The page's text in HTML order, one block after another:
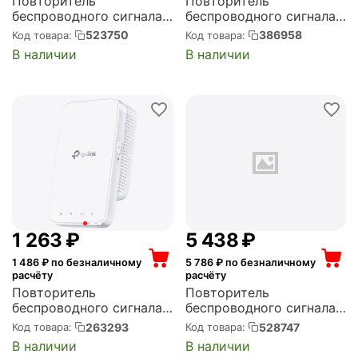
беспроводного сигнала
NETCRAZE Buddy 4 N300
10/100BASE-TX белый
(NC-3211)
Код товара: 523750
В наличии
беспроводного сигнала
D-LINK двухдиапазонный
AC750 (401190) {10}
(DAP-1520/A1A)
Код товара: 386958
В наличии
1 263 ₽
1 486 ₽ по безналичному
расчёту
Повторитель
беспроводного сигнала
TP-LINK Wi-Fi, 2.4/5 ГГц,
стандарт Wi-Fi: 802.11ac,
максимальная скорость:
Код товара: 263293
В наличии
5 438₽
5 786₽ по безналичному
расчёту
Повторитель
беспроводного сигнала
NETCRAZE Buddy 6 SE
AX3000
10/100/1000BASE-TX б
Код товара: 528747
В наличии